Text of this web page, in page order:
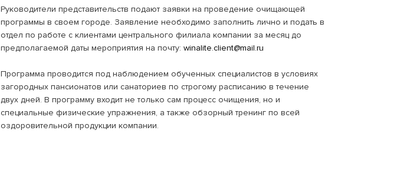
Руководители представительств подают заявки на проведение очищающей
программы в своем городе. Заявление необходимо заполнить лично и подать в
отдел по работе с клиентами центрального филиала компании за месяц до
предполагаемой даты мероприятия на почту: winalite.client@mail.ru
Программа проводится под наблюдением обученных специалистов в условиях
загородных пансионатов или санаториев по строгому расписанию в течение
двух дней. В программу входит не только сам процесс очищения, но и
специальные физические упражнения, а также обзорный тренинг по всей
оздоровительной продукции компании.